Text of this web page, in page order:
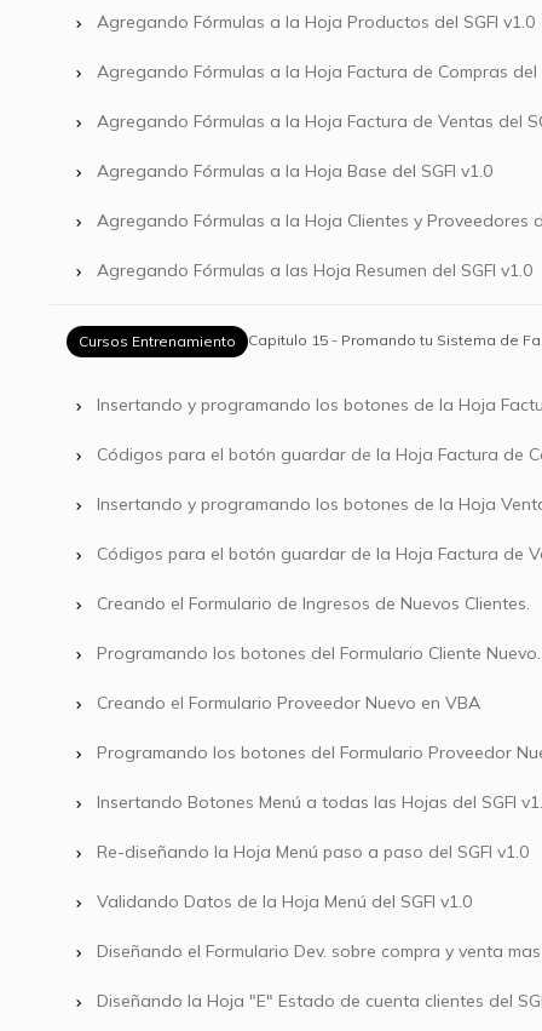
Agregando Fórmulas a la Hoja Productos del SGFI v1.0
Agregando Fórmulas a la Hoja Factura de Compras del
Agregando Fórmulas a la Hoja Factura de Ventas del
Agregando Fórmulas a la Hoja Base del SGFI v1.0
Agregando Fórmulas a la Hoja Clientes y Proveedores
Agregando Fórmulas a las Hoja Resumen del SGFI v1.0
Cursos Entrenamiento Capitulo 15 - Promando tu Sistema de
Insertando y programando los botones de la Hoja
Códigos para el botón guardar de la Hoja Factura de
Insertando y programando los botones de la Hoja
Códigos para el botón guardar de la Hoja Factura de
Creando el Formulario de Ingresos de Nuevos Clientes.
Programando los botones del Formulario Cliente Nuevo.
Creando el Formulario Proveedor Nuevo en VBA
Programando los botones del Formulario Proveedor
Insertando Botones Menú a todas las Hojas del SGFI
Re-diseñando la Hoja Menú paso a paso del SGFI v1.0
Validando Datos de la Hoja Menú del SGFI v1.0
Diseñando el Formulario Dev. sobre compra y venta
Diseñando la Hoja "E" Estado de cuenta clientes del